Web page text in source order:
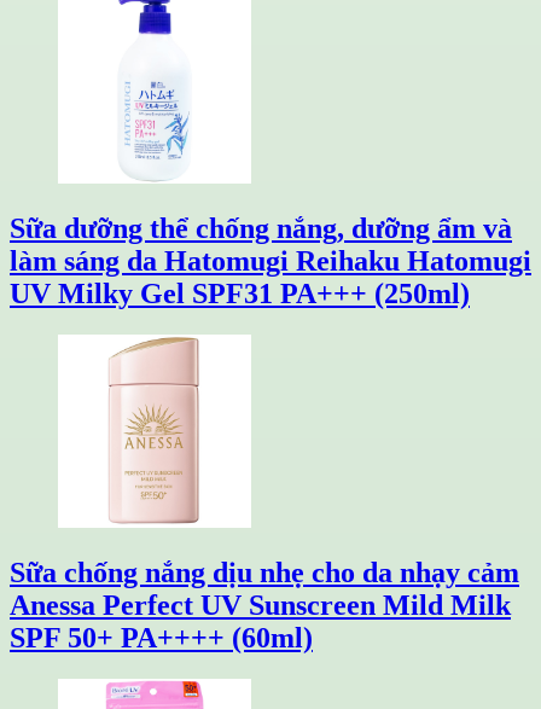
Sữa dưỡng thể chống nắng, dưỡng ẩm và
làm sáng da Hatomugi Reihaku Hatomugi
UV Milky Gel SPF31 PA+++ (250ml)
Sữa chống nắng dịu nhẹ cho da nhạy cảm
Anessa Perfect UV Sunscreen Mild Milk
SPF 50+ PA++++ (60ml)